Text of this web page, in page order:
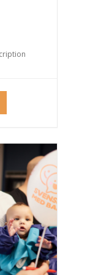
vi
och
träna